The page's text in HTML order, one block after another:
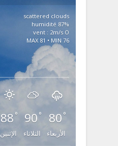
scattered clouds
87% humidité
vent : 2m/s O
MAX 81 • MIN 76
88 °
الإثنين
90 °
الثلاثاء
80 °
الأربعاء